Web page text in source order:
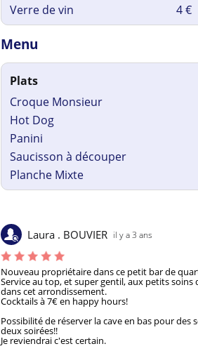
Verre de vin
4 €
Menu
Plats
Croque Monsieur
Hot Dog
Panini
Saucisson à découper
Planche Mixte
Laura . BOUVIER il y a 3 ans
Nouveau propriétaire dans ce petit bar de
Service au top, et super gentil, aux petits soins
dans cet arrondissement.
Cocktails à 7€ en happy hours!
Possibilité de réserver la cave en bas pour des
deux soirées!!
Je reviendrai c'est certain.